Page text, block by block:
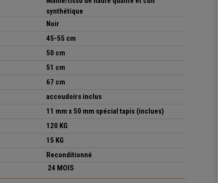
synthétique
Noir
45-55 cm
50 cm
51 cm
67 cm
accoudoirs inclus
11 mm x 50 mm spécial tapis (inclues)
120 KG
15 KG
Reconditionné
24 MOIS